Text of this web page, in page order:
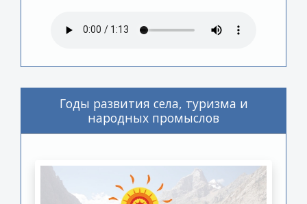
Годы развития села, туризма и
народных промыслов